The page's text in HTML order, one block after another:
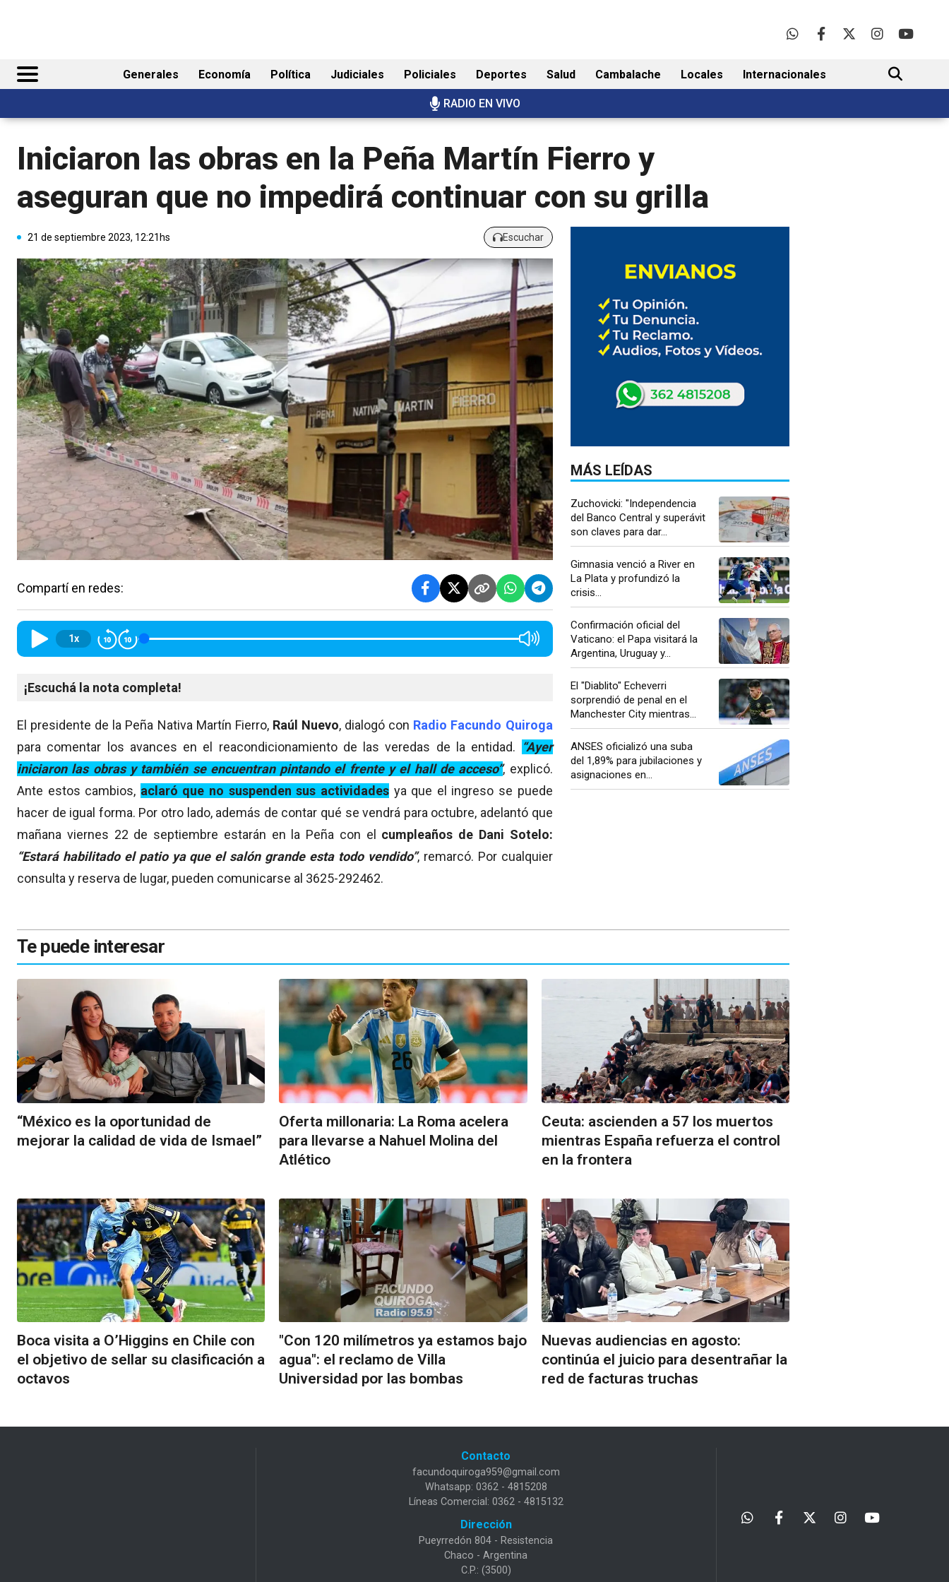
Generales Economía Política Judiciales Policiales Deportes Salud Cambalache Locales Internacionales
RADIO EN VIVO
BUSCAR
Iniciaron las obras en la Peña Martín Fierro y
aseguran que no impedirá continuar con su grilla
21 de septiembre 2023, 12:21hs Escuchar
Compartí en redes:
1x
¡Escuchá la nota completa!
El presidente de la Peña Nativa Martín Fierro, Raúl Nuevo, dialogó con Radio Facundo Quiroga
para comentar los avances en el reacondicionamiento de las veredas de la entidad.
‘‘Ayer
iniciaron las obras y también se encuentran pintando el frente y el hall de acceso’’, explicó.
Ante estos cambios, aclaró que no suspenden sus actividadesya que el ingreso se puede
hacer de igual forma. Por otro lado, además de contar qué se vendrá para octubre, adelantó que
mañana viernes 22 de septiembre estarán en la Peña con el cumpleaños de Dani Sotelo:
‘‘Estará habilitado el patio ya que el salón grande esta todo vendido’’, remarcó. Por cualquier
consulta y reserva de lugar, pueden comunicarse al 3625-292462.
MÁS LEÍDAS
Zuchovicki: "Independencia
del Banco Central y superávit
son claves para dar...
Gimnasia venció a River en
La Plata y profundizó la
crisis...
Confirmación oficial del
Vaticano: el Papa visitará la
Argentina, Uruguay y...
El "Diablito" Echeverri
sorprendió de penal en el
Manchester City mientras...
ANSES oficializó una suba
del 1,89% para jubilaciones y
asignaciones en...
Te puede interesar
“México es la oportunidad de
mejorar la calidad de vida de Ismael”
Oferta millonaria: La Roma acelera
para llevarse a Nahuel Molina del
Atlético
Ceuta: ascienden a 57 los muertos
mientras España refuerza el control
en la frontera
Boca visita a O’Higgins en Chile con
el objetivo de sellar su clasificación a
octavos
"Con 120 milímetros ya estamos bajo
agua": el reclamo de Villa
Universidad por las bombas
Nuevas audiencias en agosto:
continúa el juicio para desentrañar la
red de facturas truchas
Contacto
facundoquiroga959@gmail.com
Whatsapp: 0362 - 4815208
Líneas Comercial: 0362 - 4815132
Dirección
Pueyrredón 804 - Resistencia
Chaco - Argentina
C.P.: (3500)